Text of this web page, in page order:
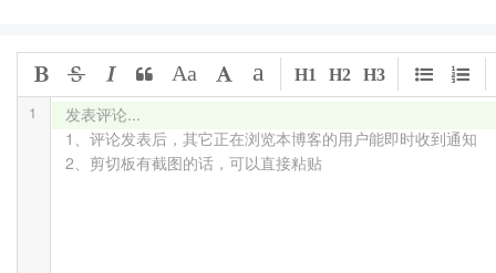
发表评论...
1、评论发表后，其它正在浏览本博客的用户能即时收到通知
2、剪切板有截图的话，可以直接粘贴
1
Aa a H1 H2 H3